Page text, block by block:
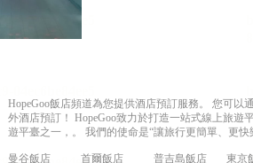
HopeGoo飯店頻道為您提供酒店預訂服務。 您可
外酒店預訂！ HopeGoo致力於打造一站式線上旅
遊平臺之一，。 我們的使命是“讓旅行更簡單、更
曼谷飯店 首爾飯店 普吉島飯店
東京